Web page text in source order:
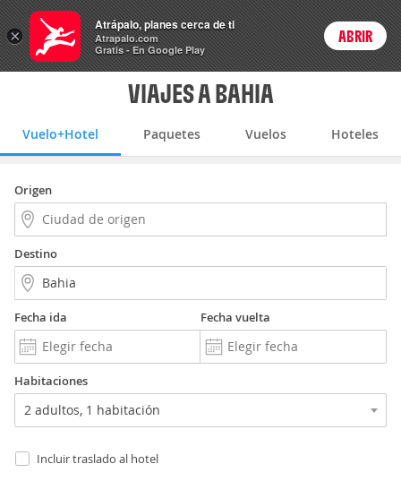
Vuelo+Hotel Login
VIAJES A BAHIA
Vuelo+Hotel Paquetes Vuelos Hoteles
Origen
Destino
Fecha ida Fecha vuelta
Habitaciones
Incluir traslado al hotel
×
Atrápalo, planes cerca de ti
Atrapalo.com
Gratis - En Google Play
ABRIR